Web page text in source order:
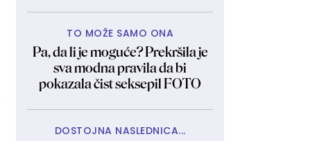
TO MOŽE SAMO ONA
Pa, da li je moguće? Prekršila je
sva modna pravila da bi
pokazala čist seksepil FOTO
DOSTOJNA NASLEDNICA...